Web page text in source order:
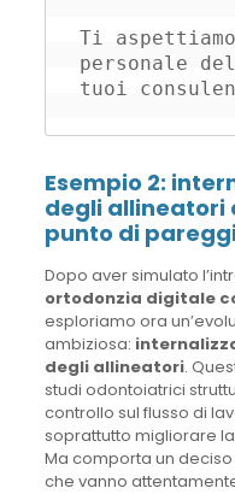
Ti
personale
tuoi
Esempio 2:
degli allineatori
punto di
Dopo aver simulato
ortodonzia digitale
esploriamo ora
ambiziosa:
degli allineatori.
studi odontoiatrici
controllo sul flusso di
soprattutto migliorare
Ma comporta un
che vanno